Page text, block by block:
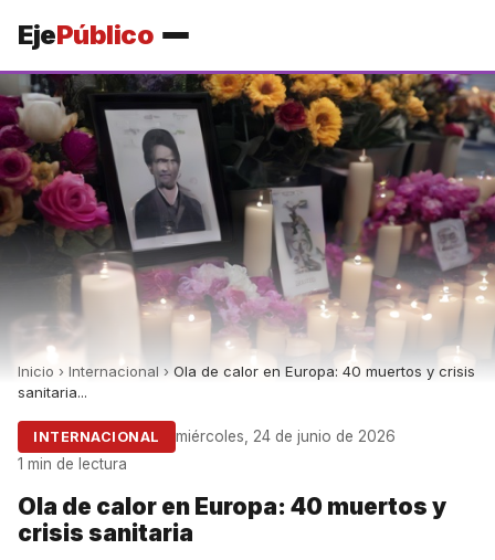
EjePúblico
Inicio › Internacional › Ola de calor en Europa: 40 muertos y crisis
sanitaria...
INTERNACIONAL
miércoles, 24 de junio de 2026
1 min de lectura
Ola de calor en Europa: 40 muertos y
crisis sanitaria